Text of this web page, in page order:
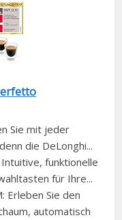
Sie mit jeder
die DeLonghi...
Intuitive, funktionelle
für Ihre...
Erleben Sie den
automatisch